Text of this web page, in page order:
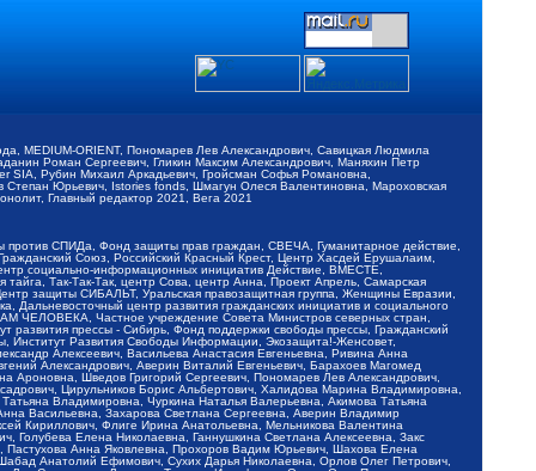
MEDIUM-ORIENT, Пономарев Лев Александрович, Савицкая Людмила
Роман Сергеевич, Гликин Максим Александрович, Маняхин Петр
Рубин Михаил Аркадьевич, Гройсман Софья Романовна,
Юрьевич, Istories fonds, Шмагун Олеся Валентиновна, Мароховская
Главный редактор 2021, Вега 2021
СПИДа, Фонд защиты прав граждан, СВЕЧА, Гуманитарное действие,
Союз, Российский Красный Крест, Центр Хасдей Ерушалаим,
социально-информационных инициатив Действие, ВМЕСТЕ,
Так-Так-Так, центр Сова, центр Анна, Проект Апрель, Самарская
защиты СИБАЛЬТ, Уральская правозащитная группа, Женщины Евразии,
Дальневосточный центр развития гражданских инициатив и социального
ЧЕЛОВЕКА, Частное учреждение Совета Министров северных стран,
прессы - Сибирь, Фонд поддержки свободы прессы, Гражданский
Институт Развития Свободы Информации, Экозащита!-Женсовет,
Алексеевич, Васильева Анастасия Евгеньевна, Ривина Анна
Александрович, Аверин Виталий Евгеньевич, Барахоев Магомед
Шведов Григорий Сергеевич, Пономарев Лев Александрович,
Цирульников Борис Альбертович, Халидова Марина Владимировна,
Владимировна, Чуркина Наталья Валерьевна, Акимова Татьяна
Васильевна, Захарова Светлана Сергеевна, Аверин Владимир
Кириллович, Флиге Ирина Анатольевна, Мельникова Валентина
Елена Николаевна, Ганнушкина Светлана Алексеевна, Закс
Анна Яковлевна, Прохоров Вадим Юрьевич, Шахова Елена
Анатолий Ефимович, Сухих Дарья Николаевна, Орлов Олег Петрович,